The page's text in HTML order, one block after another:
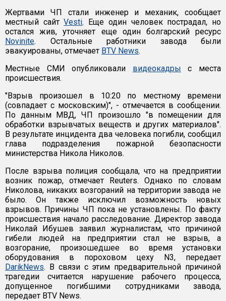
Жертвами ЧП стали инженер и механик, сообщает
местный сайтVesti. Еще один человек пострадал, но
остался жив, уточняет еще один болгарский ресурс
Novinite. Остальные работники завода были
эвакуированы, отмечает BTV News.
Местные СМИ опубликовали видеокадры с места
происшествия.
"Взрыв произошел в 10:20 по местному времени
(совпадает с московским)", - отмечается в сообщении.
По данным МВД, ЧП произошло "в помещении для
обработки взрывчатых веществ и других материалов".
В результате инцидента два человека погибли, сообщил
глава подразделения пожарной безопасности
министерства Никола Николов.
После взрыва полиция сообщала, что на предприятии
возник пожар, отмечает Reuters. Однако по словам
Николова, никаких возгораний на территории завода не
было. Он также исключил возможность новых
взрывов. Причины ЧП пока не установлены. По факту
происшествия начало расследование. Директор завода
Николай Ибушев заявил журналистам, что причиной
гибели людей на предприятии стал не взрыв, а
возгорание, произошедшее во время установки
оборудования в пороховом цеху N3, передает
DarikNews. В связи с этим предварительной причиной
трагедии считается нарушение рабочего процесса,
допущенное погибшими сотрудниками завода,
передает BTV News.